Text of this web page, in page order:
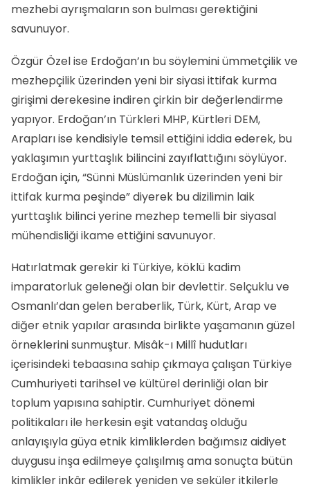
mezhebi ayrışmaların son bulması gerektiğini
savunuyor.
Özgür Özel ise Erdoğan’ın bu söylemini ümmetçilik ve
mezhepçilik üzerinden yeni bir siyasi ittifak kurma
girişimi derekesine indiren çirkin bir değerlendirme
yapıyor. Erdoğan’ın Türkleri MHP, Kürtleri DEM,
Arapları ise kendisiyle temsil ettiğini iddia ederek, bu
yaklaşımın yurttaşlık bilincini zayıflattığını söylüyor.
Erdoğan için, “Sünni Müslümanlık üzerinden yeni bir
ittifak kurma peşinde” diyerek bu dizilimin laik
yurttaşlık bilinci yerine mezhep temelli bir siyasal
mühendisliği ikame ettiğini savunuyor.
Hatırlatmak gerekir ki Türkiye, köklü kadim
imparatorluk geleneği olan bir devlettir. Selçuklu ve
Osmanlı’dan gelen beraberlik, Türk, Kürt, Arap ve
diğer etnik yapılar arasında birlikte yaşamanın güzel
örneklerini sunmuştur. Misâk-ı Millî hudutları
içerisindeki tebaasına sahip çıkmaya çalışan Türkiye
Cumhuriyeti tarihsel ve kültürel derinliği olan bir
toplum yapısına sahiptir. Cumhuriyet dönemi
politikaları ile herkesin eşit vatandaş olduğu
anlayışıyla güya etnik kimliklerden bağımsız aidiyet
duygusu inşa edilmeye çalışılmış ama sonuçta bütün
kimlikler inkâr edilerek yeniden ve seküler itkilerle